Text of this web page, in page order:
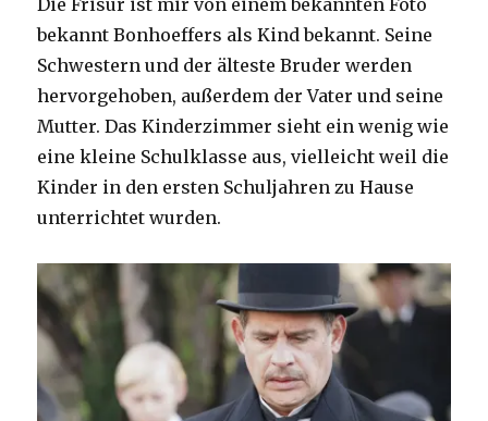
bekannt Bonhoeffers als Kind bekannt. Seine
Schwestern und der älteste Bruder werden
hervorgehoben, außerdem der Vater und seine
Mutter. Das Kinderzimmer sieht ein wenig wie
eine kleine Schulklasse aus, vielleicht weil die
Kinder in den ersten Schuljahren zu Hause
unterrichtet wurden.